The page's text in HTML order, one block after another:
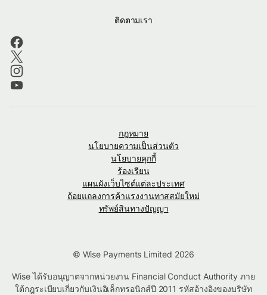
ติดตามเรา
กฎหมาย
นโยบายความเป็นส่วนตัว
นโยบายคุกกี้
ร้องเรียน
แผนผังเว็บไซต์แต่ละประเทศ
ถ้อยแถลงการค้าแรงงานทาสสมัยใหม่
ทรัพย์สินทางปัญญา
© Wise Payments Limited 2026
Wise ได้รับอนุญาตจากหน่วยงาน Financial Conduct Authority ภาย
ใต้กฎระเบียบเกี่ยวกับเงินอิเล็กทรอนิกส์ปี 2011 รหัสอ้างอิงของบริษัท